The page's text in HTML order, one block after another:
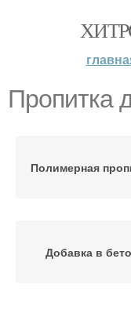
Пропитка
Полимерная
Добавка в